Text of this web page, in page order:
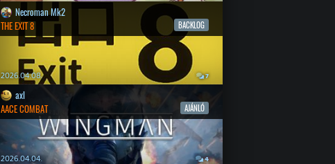
Necroman Mk2
THE EXIT 8
BACKLOG
2026.04.08. 7
axl
AACE COMBAT
AJÁNLÓ
2026.04.04. 4